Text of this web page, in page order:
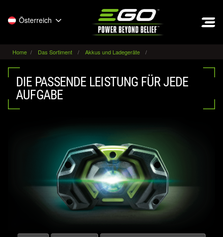
Österreich
Home Das Sortiment Akkus und Ladegeräte
DIE PASSENDE LEISTUNG FÜR JEDE
AUFGABE